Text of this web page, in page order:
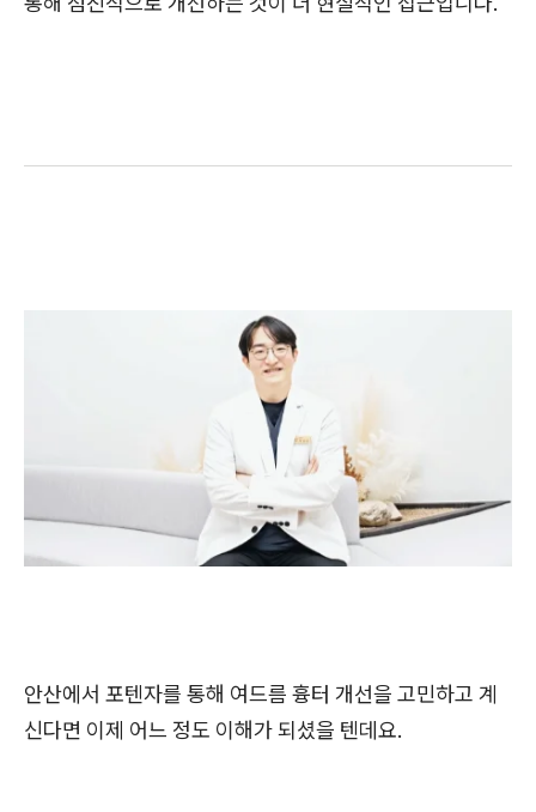
안산에서 포텐자를 통해 여드름 흉터 개선을 고민하고 계
신다면 이제 어느 정도 이해가 되셨을 텐데요.